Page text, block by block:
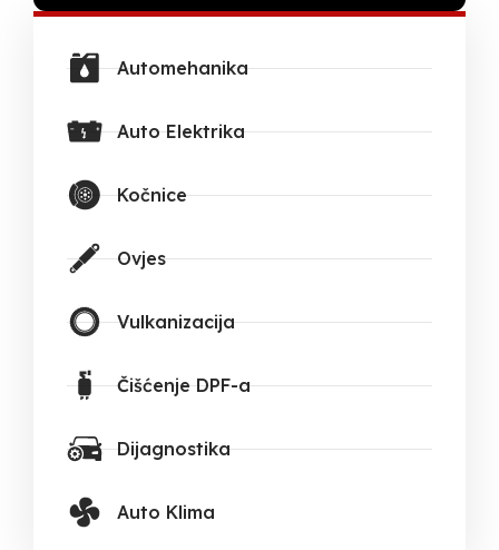
Automehanika
Auto Elektrika
Kočnice
Ovjes
Vulkanizacija
Čišćenje DPF-a
Dijagnostika
Auto Klima